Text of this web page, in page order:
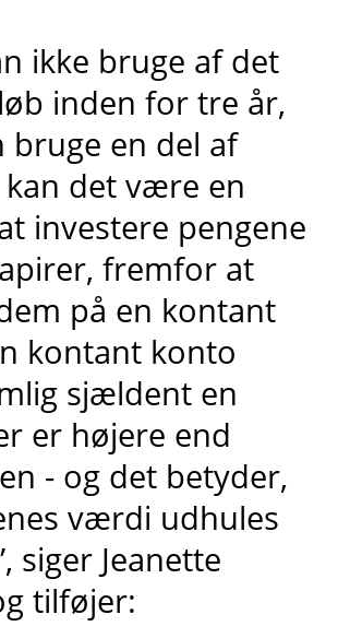
ikke bruge af det
inden for tre år,
bruge en del af
det være en
investere pengene
fremfor at
på en kontant
kontant konto
sjældent en
er højere end
- og det betyder,
værdi udhules
siger Jeanette
tilføjer: